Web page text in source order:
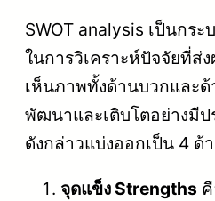
SWOT analysis เป็นกร
ในการวิเคราะห์ปัจจัยที่ส่
เห็นภาพทั้งด้านบวกและ
พัฒนาและเติบโตอย่างมี
ดังกล่าวแบ่งออกเป็น 4 ด้
จุดแข็ง Strengths